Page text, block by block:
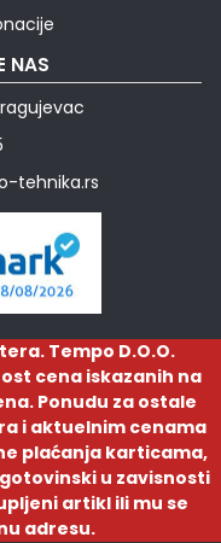
NAS
tehnika.rs
Tempo D.O.O.
cena iskazanih na
Ponudu za ostale
i aktuelnim cenama
plaćanja karticama,
u zavisnosti
artikl ili mu se
adresu.